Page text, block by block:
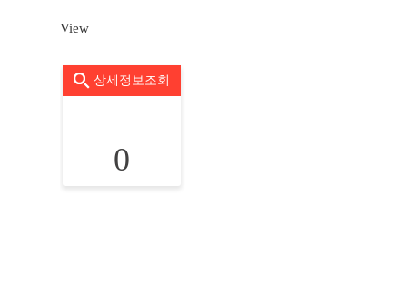
View
상세정보조회
0